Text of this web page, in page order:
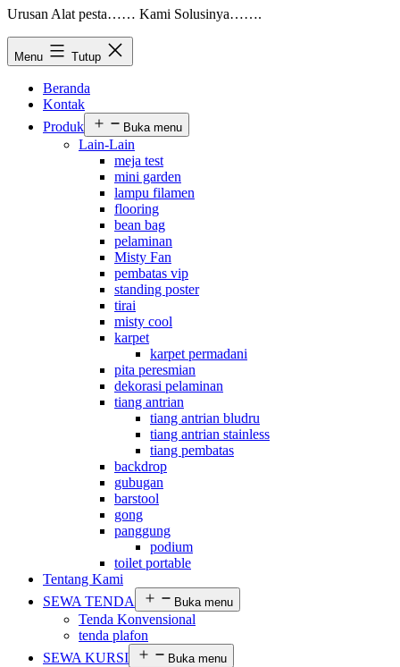
Urusan Alat pesta…… Kami Solusinya…….
Menu Tutup
Beranda
Kontak
Produk
Buka menu
Lain-Lain
meja test
mini garden
lampu filamen
flooring
bean bag
pelaminan
Misty Fan
pembatas vip
standing poster
tirai
misty cool
karpet
karpet permadani
pita peresmian
dekorasi pelaminan
tiang antrian
tiang antrian bludru
tiang antrian stainless
tiang pembatas
backdrop
gubugan
barstool
gong
panggung
podium
toilet portable
Tentang Kami
SEWA TENDA
Buka menu
Tenda Konvensional
tenda plafon
SEWA KURSI
Buka menu